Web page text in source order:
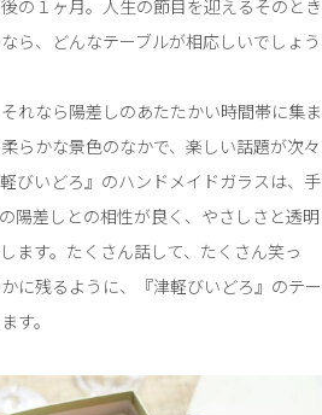
の１ヶ月。人生の節目を迎えるそのとき
ら、どんなテーブルが相応しいでしょう
れなら陽差しのあたたかい時間帯に集ま
らかな景色のなかで、楽しい話題が次々
びいどろ』のハンドメイドガラスは、手
陽差しとの相性が良く、やさしさと透明
ます。たくさん話して、たくさん笑っ
に残るように、『津軽びいどろ』のテー
す。